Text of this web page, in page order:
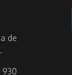
de
930